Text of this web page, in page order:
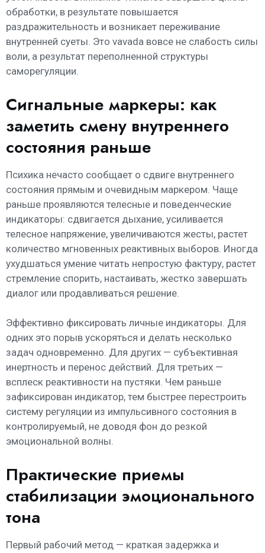
обработки, в результате повышается
раздражительность и возникает переживание
внутренней суеты. Это vavada вовсе не слабость силы
воли, а результат переполненной структуры
саморегуляции.
Сигнальные маркеры: как
заметить смену внутреннего
состояния раньше
Психика нечасто сообщает о сдвиге внутреннего
состояния прямым и очевидным маркером. Чаще
раньше проявляются телесные и поведенческие
индикаторы: сдвигается дыхание, усиливается
телесное напряжение, увеличиваются жесты, растет
количество мгновенных реактивных выборов. Иногда
ухудшаться умение читать непростую фактуру, растет
стремление спорить, настаивать, жестко завершать
диалог или продавливаться решение.
Эффективно фиксировать личные индикаторы. Для
одних это порыв ускоряться и делать несколько
задач одновременно. Для других — субъективная
инертность и перенос действий. Для третьих —
всплеск реактивности на пустяки. Чем раньше
зафиксирован индикатор, тем быстрее перестроить
систему регуляции из импульсивного состояния в
контролируемый, не доводя фон до резкой
эмоциональной волны.
Практические приемы
стабилизации эмоционального
тона
Первый рабочий метод — краткая задержка и